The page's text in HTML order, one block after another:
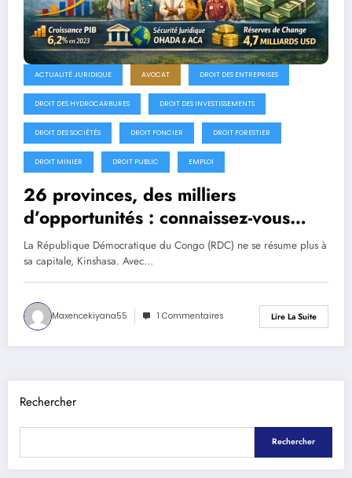
ACTUALITÉ JURIDIQUE AVOCAT DROIT DES ENTREPRISES
DROIT DES HYDROCARBURES DROIT DES INVESTISSEMENTS
DROIT DES SOCIÉTÉS DROIT FONCIER DROIT FORESTIER
DROIT MINIER DROIT PUBLIC EMPLOI
26 provinces, des milliers
d’opportunités : connaissez-vous
vraiment le nouveau visage de la
RDC ?
La République Démocratique du Congo (RDC) ne se résume plus à
sa capitale, Kinshasa. Avec…
Maxencekiyana55 1 Commentaires Lire La Suite
Rechercher
Rechercher